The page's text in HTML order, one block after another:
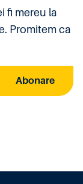
fi mereu la
Promitem ca
Abonare